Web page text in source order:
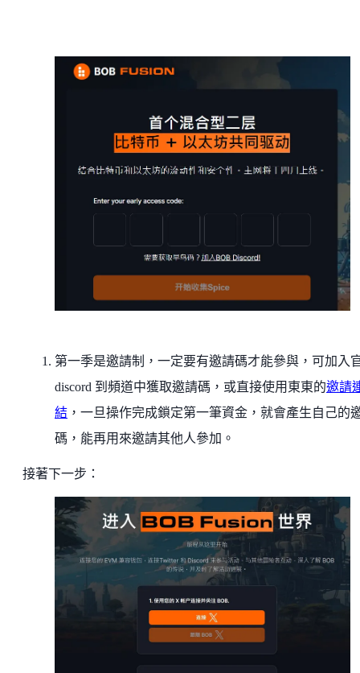
第一季是邀請制，一定要有邀請碼才能參與，可加入
discord 到頻道中獲取邀請碼，或直接使用東東的邀請
結 ，一旦操作完成鎖定第一筆資金，就會產生自己的
碼，能再用來邀請其他人參加。
接著下一步：